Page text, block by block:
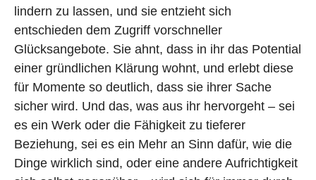
lindern zu lassen, und sie entzieht sich
entschieden dem Zugriff vorschneller
Glücksangebote. Sie ahnt, dass in ihr das Potential
einer gründlichen Klärung wohnt, und erlebt diese
für Momente so deutlich, dass sie ihrer Sache
sicher wird. Und das, was aus ihr hervorgeht – sei
es ein Werk oder die Fähigkeit zu tieferer
Beziehung, sei es ein Mehr an Sinn dafür, wie die
Dinge wirklich sind, oder eine andere Aufrichtigkeit